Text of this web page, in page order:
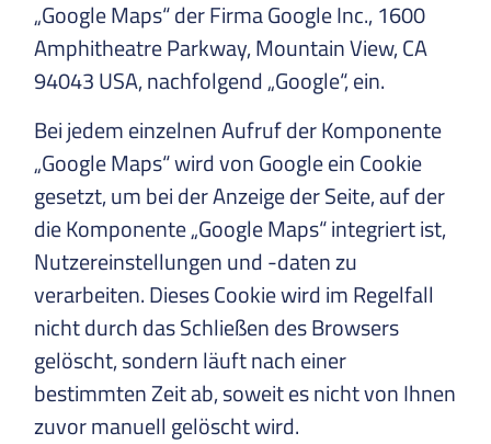
„Google Maps“ der Firma Google Inc., 1600
Amphitheatre Parkway, Mountain View, CA
94043 USA, nachfolgend „Google“, ein.
Bei jedem einzelnen Aufruf der Komponente
„Google Maps“ wird von Google ein Cookie
gesetzt, um bei der Anzeige der Seite, auf der
die Komponente „Google Maps“ integriert ist,
Nutzereinstellungen und -daten zu
verarbeiten. Dieses Cookie wird im Regelfall
nicht durch das Schließen des Browsers
gelöscht, sondern läuft nach einer
bestimmten Zeit ab, soweit es nicht von Ihnen
zuvor manuell gelöscht wird.